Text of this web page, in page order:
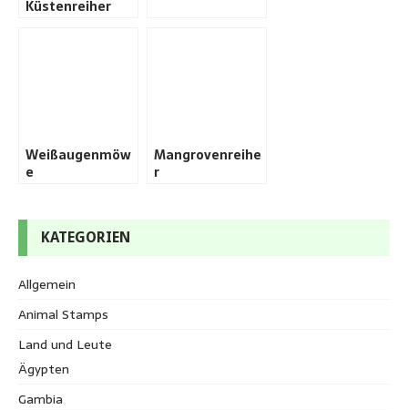
Küstenreiher
Weißaugenmöw
e
Mangrovenreihe
r
KATEGORIEN
Allgemein
Animal Stamps
Land und Leute
Ägypten
Gambia